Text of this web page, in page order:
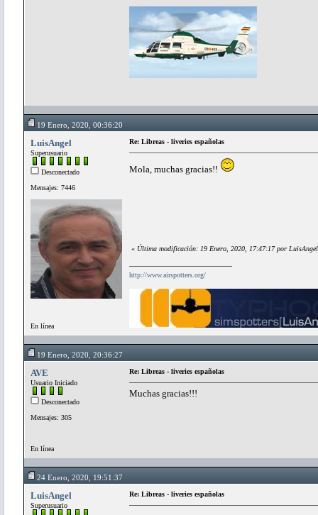
19 Enero, 2020, 00:36:20
LuisAngel
Superusuario
Desconectado
Mensajes: 7446
En línea
Re: Libreas - liveries españolas
Mola, muchas gracias!!
« Última modificación: 19 Enero, 2020, 17:47:17 por LuisAngel
http://www.airspotters.org/
19 Enero, 2020, 20:36:27
AVE
Usuario Iniciado
Desconectado
Mensajes: 305
En línea
Re: Libreas - liveries españolas
Muchas gracias!!!
24 Enero, 2020, 19:51:37
LuisAngel
Superusuario
Re: Libreas - liveries españolas